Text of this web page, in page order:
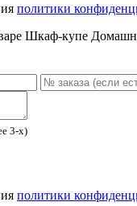
политики
Шкаф-купе
3-х)
политики